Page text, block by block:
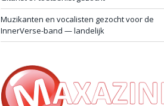
Muzikanten en vocalisten gezocht voor de
InnerVerse-band — landelijk